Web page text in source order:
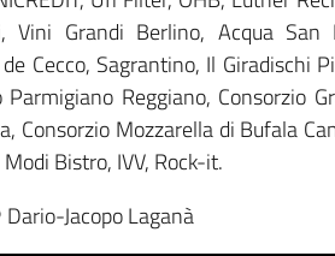
Vini Grandi Berlino, Acqua
Cecco, Sagrantino, Il Giradischi
Parmigiano Reggiano, Consorzio
Consorzio Mozzarella di Bufala
Bistro, IVV, Rock-it.
Jacopo Laganà